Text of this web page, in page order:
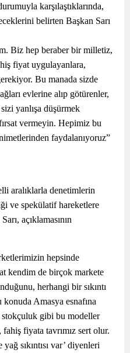
karşılaştıklarında,
belirten Başkan Sarı
Biz hep beraber bir milletiz,
fiyat uygulayanlara,
Bu manada sizde
evlerine alıp götürenler,
yanlışa düşürmek
vermeyin. Hepimiz bu
faydalanıyoruz”
aralıklarla denetimlerin
ve spekülatif hareketlere
açıklamasının
hepsinde
kendim de birçok markete
herhangi bir sıkıntı
konuda Amasya esnafına
gibi bu modeller
fahiş fiyata tavrımız sert olur.
sıkıntısı var’ diyenleri